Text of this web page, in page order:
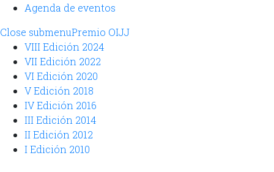
Agenda de eventos
Close submenuPremio OIJJ
VIII Edición 2024
VII Edición 2022
VI Edición 2020
V Edición 2018
IV Edición 2016
III Edición 2014
II Edición 2012
I Edición 2010